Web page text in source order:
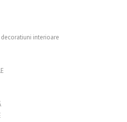
interioare